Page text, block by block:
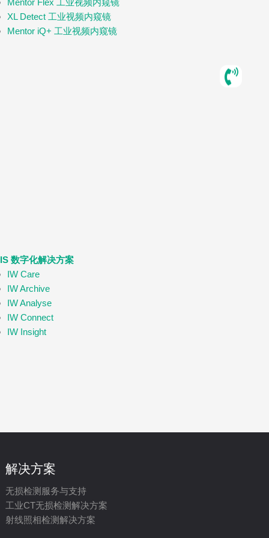
Mentor Flex 工业视频内窥镜
XL Detect 工业视频内窥镜
Mentor iQ+ 工业视频内窥镜
数字化解决方案
IW Care
IW Archive
IW Analyse
IW Connect
解决方案
无损检测服务与支持
工业CT无损检测解决方案
射线照相检测解决方案